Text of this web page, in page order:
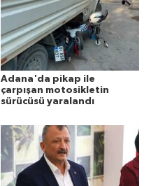
Adana'da pikap ile
çarpışan motosikletin
sürücüsü yaralandı